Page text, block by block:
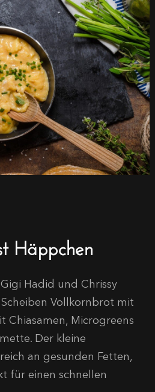
Häppchen
Hadid und Chrissy
Vollkornbrot mit
Chiasamen, Microgreens
Der kleine
an gesunden Fetten,
für einen schnellen